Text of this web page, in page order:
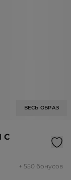
ВЕСЬ ОБРАЗ
С
+ 550 бонусов